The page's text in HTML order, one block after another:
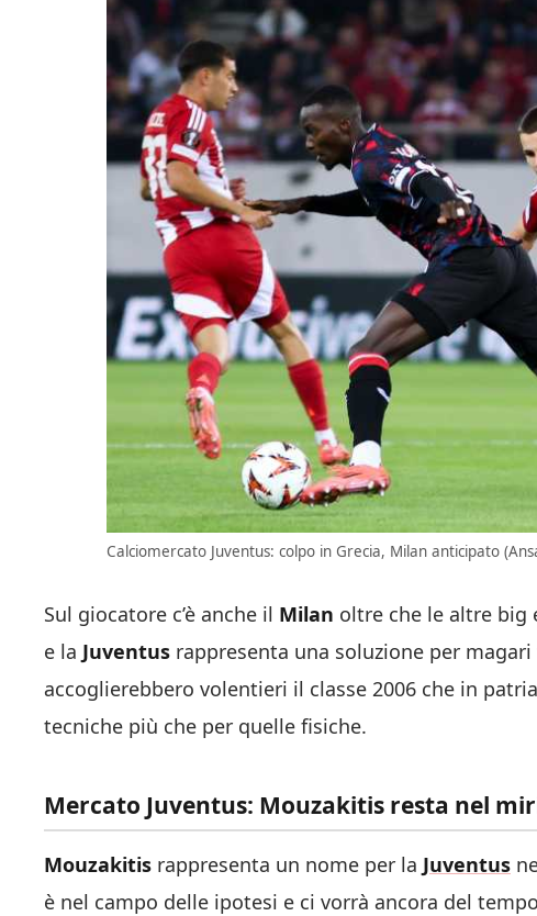
Calciomercato Juventus: colpo in Grecia, Milan anticipato
Sul giocatore c’è anche il Milan oltre che le altre big
e la Juventus rappresenta una soluzione per
accoglierebbero volentieri il classe 2006 che in
tecniche più che per quelle fisiche.
Mercato Juventus: Mouzakitis resta nel
Mouzakitis rappresenta un nome per la Juventus
è nel campo delle ipotesi e ci vorrà ancora del